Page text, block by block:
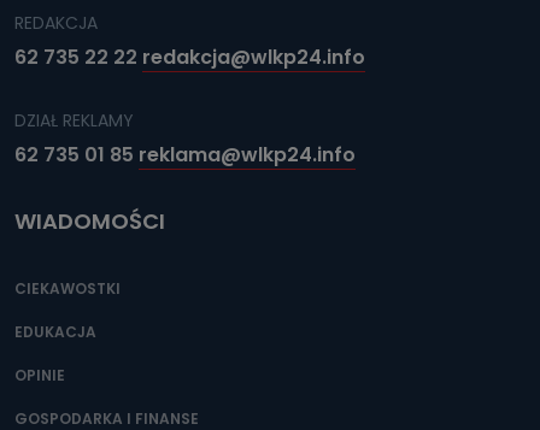
REDAKCJA
62 735 22 22 redakcja@wlkp24.info
DZIAŁ REKLAMY
62 735 01 85 reklama@wlkp24.info
WIADOMOŚCI
CIEKAWOSTKI
EDUKACJA
OPINIE
GOSPODARKA I FINANSE